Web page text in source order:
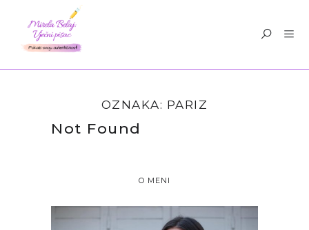
OZNAKA: PARIZ
Not Found
O MENI